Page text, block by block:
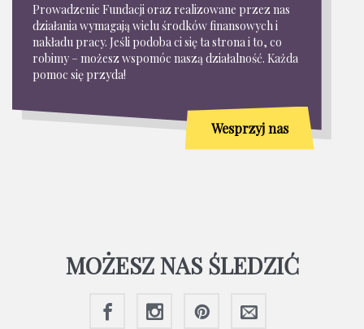
Prowadzenie Fundacji oraz realizowane przez nas
działania wymagają wielu środków finansowych i
nakładu pracy. Jeśli podoba ci się ta strona i to, co
robimy – możesz wspomóc naszą działalność. Każda
pomoc się przyda!
Wesprzyj nas
MOŻESZ NAS ŚLEDZIĆ